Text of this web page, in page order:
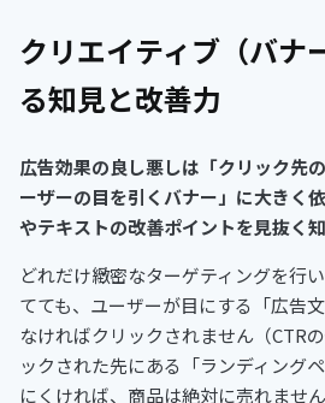
クリエイティブ（バナ
る知見と改善力
広告効果の良し悪しは「クリック先
ーザーの目を引くバナー」に大きく
やテキストの改善ポイントを見抜く
どれだけ緻密なターゲティングを行
てても、ユーザーが目にする「広告
なければクリックされません（CTR
ックされた先にある「ランディング
にくければ、商品は絶対に売れません